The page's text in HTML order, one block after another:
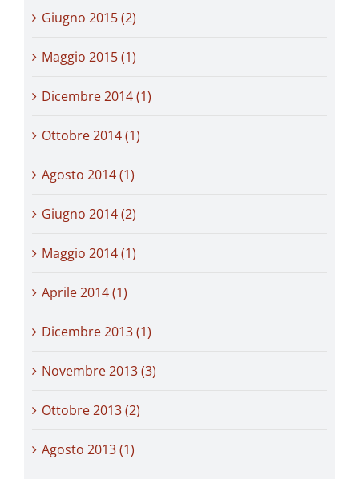
Giugno 2015 (2)
Maggio 2015 (1)
Dicembre 2014 (1)
Ottobre 2014 (1)
Agosto 2014 (1)
Giugno 2014 (2)
Maggio 2014 (1)
Aprile 2014 (1)
Dicembre 2013 (1)
Novembre 2013 (3)
Ottobre 2013 (2)
Agosto 2013 (1)